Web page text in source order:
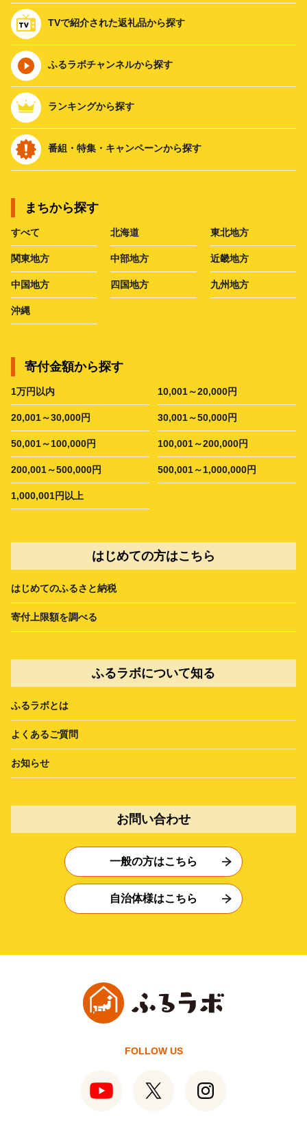
TVで紹介された返礼品から探す
ふるラボチャンネルから探す
ランキングから探す
番組・特集・キャンペーンから探す
まちから探す
すべて 北海道 東北地方
関東地方 中部地方 近畿地方
中国地方 四国地方 九州地方
沖縄
寄付金額から探す
1万円以内 10,001～20,000円
20,001～30,000円 30,001～50,000円
50,001～100,000円 100,001～200,000円
200,001～500,000円 500,001～1,000,000円
1,000,001円以上
はじめての方はこちら
はじめてのふるさと納税
寄付上限額を調べる
ふるラボについて知る
ふるラボとは
よくあるご質問
お知らせ
お問い合わせ
一般の方はこちら
自治体様はこちら
FOLLOW US